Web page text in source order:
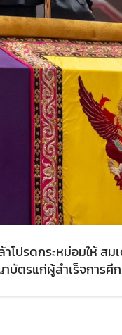
โปรดกระหม่อมให้
ตรแก่ผู้สำเร็จการศึ